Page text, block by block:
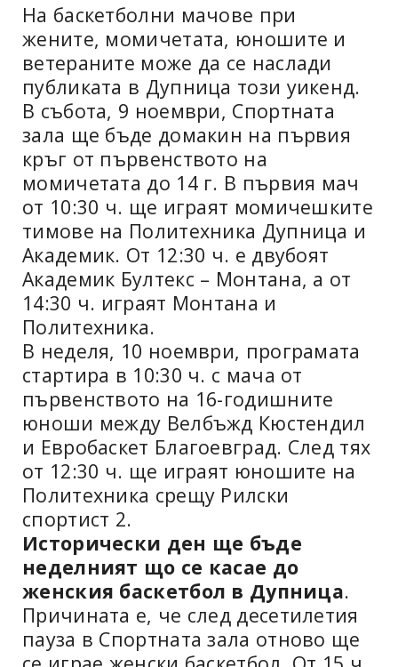
На баскетболни мачове при
жените, момичетата, юношите и
ветераните може да се наслади
публиката в Дупница този уикенд.
В събота, 9 ноември, Спортната
зала ще бъде домакин на първия
кръг от първенството на
момичетата до 14 г. В първия мач
от 10:30 ч. ще играят момичешките
тимове на Политехника Дупница и
Академик. От 12:30 ч. е двубоят
Академик Бултекс – Монтана, а от
14:30 ч. играят Монтана и
Политехника.
В неделя, 10 ноември, програмата
стартира в 10:30 ч. с мача от
първенството на 16-годишните
юноши между Велбъжд Кюстендил
и Евробаскет Благоевград. След тях
от 12:30 ч. ще играят юношите на
Политехника срещу Рилски
спортист 2.
Исторически ден ще бъде
неделният що се касае до
женския баскетбол в Дупница.
Причината е, че след десетилетия
пауза в Спортната зала отново ще